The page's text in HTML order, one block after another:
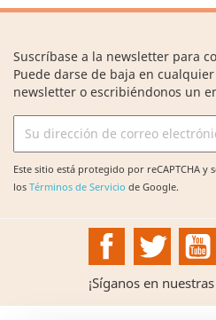
Suscríbase a la newsletter para
Puede darse de baja en
newsletter o escribiéndonos un
Este sitio está protegido por reCAPTCHA y
los Términos de Servicio de Google.
FacebookTwitter
¡Síganos en